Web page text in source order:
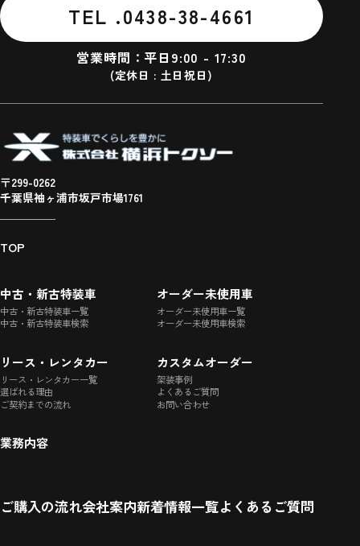
TEL .0438-38-4661
営業時間：平日9:00 - 17:30
(定休日 : 土日祝日)
〒299-0262
千葉県袖ヶ浦市坂戸市場1761
TOP
中古・新古特装車
中古・新古特装車一覧
中古・新古特装車検索
オーダー未使用車
オーダー未使用車一覧
オーダー未使用車検索
リース・レンタカー
リース・レンタカー一覧
選ばれる理由
ご契約までの流れ
カスタムオーダー
架装事例
よくあるご質問
お問い合わせ
業務内容
ご購入の流れ会社案内新着情報一覧よくあるご質問